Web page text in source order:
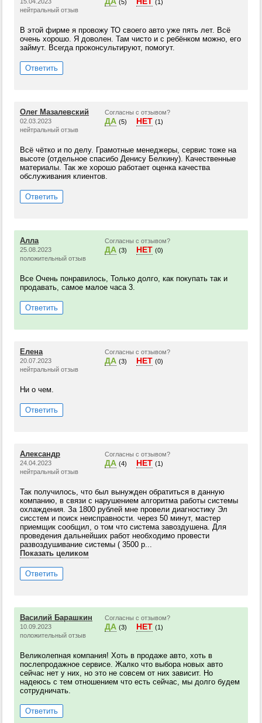
нейтральный отзыв
(5) (1)
В этой фирме я провожу ТО своего авто уже пять лет. Всё
очень хорошо. Я доволен. Там чисто и с ребёнком можно, его
займут. Всегда проконсультируют, помогут.
Ответить
Олег Мазалевский
02.03.2023
нейтральный отзыв
Согласны с отзывом?
ДА (5) НЕТ (1)
Всё чётко и по делу. Грамотные менеджеры, сервис тоже на
высоте (отдельное спасибо Денису Белкину). Качественные
материалы. Так же хорошо работает оценка качества
обслуживания клиентов.
Ответить
Алла
25.08.2023
положительный отзыв
Согласны с отзывом?
ДА (3) НЕТ (0)
Все Очень понравилось, Только долго, как покупать так и
продавать, самое малое часа 3.
Ответить
Елена
20.07.2023
нейтральный отзыв
Согласны с отзывом?
ДА (3) НЕТ (0)
Ни о чем.
Ответить
Александр
24.04.2023
нейтральный отзыв
Согласны с отзывом?
ДА (4) НЕТ (1)
Так получилось, что был вынужден обратиться в данную
компанию, в связи с нарушением алгоритма работы системы
охлаждения. За 1800 рублей мне провели диагностику Эл
сисстем и поиск неисправности. через 50 минут, мастер
приемщик сообщил, о том что система завоздушена. Для
проведения дальнейших работ необходимо провести
развоздушивание системы ( 3500 р...
Показать целиком
Ответить
Василий Барашкин
10.09.2023
положительный отзыв
Согласны с отзывом?
ДА (3) НЕТ (1)
Великолепная компания! Хоть в продаже авто, хоть в
послепродажное сервисе. Жалко что выбора новых авто
сейчас нет у них, но это не совсем от них зависит. Но
надеюсь с тем отношением что есть сейчас, мы долго будем
сотрудничать.
Ответить